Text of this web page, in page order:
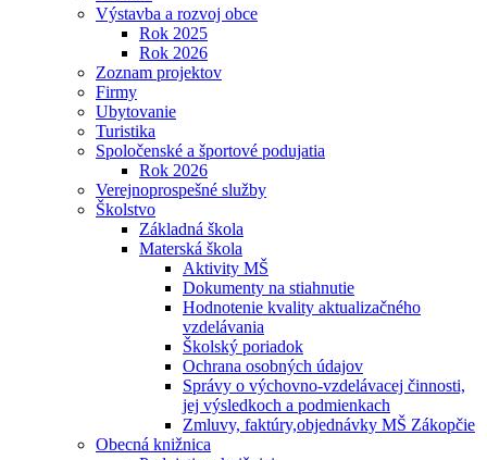
Výstavba a rozvoj obce
Rok 2025
Rok 2026
Zoznam projektov
Firmy
Ubytovanie
Turistika
Spoločenské a športové podujatia
Rok 2026
Verejnoprospešné služby
Školstvo
Základná škola
Materská škola
Aktivity MŠ
Dokumenty na stiahnutie
Hodnotenie kvality aktualizačného
vzdelávania
Školský poriadok
Ochrana osobných údajov
Správy o výchovno-vzdelávacej činnosti,
jej výsledkoch a podmienkach
Zmluvy, faktúry,objednávky MŠ Zákopčie
Obecná knižnica